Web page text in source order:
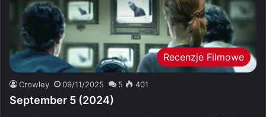
Recenzje Filmowe
Crowley 09/11/2025 5 401
September 5 (2024)